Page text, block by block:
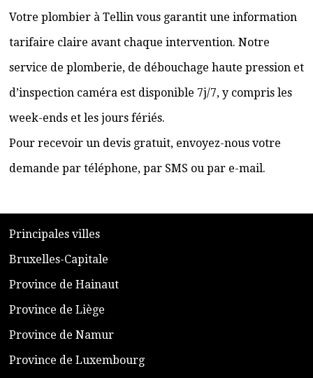
Votre plombier à Tellin vous garantit une information
tarifaire claire avant chaque intervention. Notre
service de plomberie, de débouchage haute pression et
d’inspection caméra est disponible 7j/7, y compris les
week-ends et les jours fériés.
Pour recevoir un devis gratuit, envoyez-nous votre
demande par téléphone, par SMS ou par e-mail.
​Principales villes
​Bruxelles-Capitale
​Province de Hainaut
Province de Liège
​Province de Namur
​Province de Luxembourg